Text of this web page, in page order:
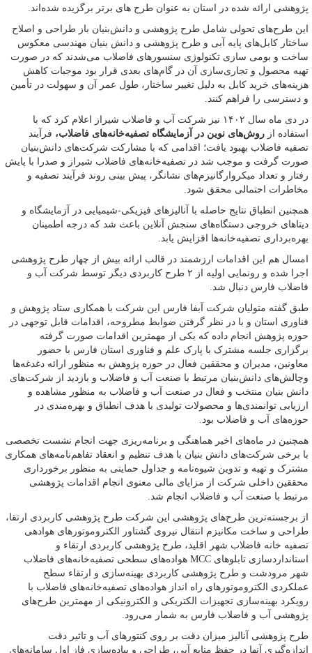
پژوهشی ارائه شده در استان به عنوان طرح های برتر برگزیده شده‌اند.
این طرح‌های تحولی شامل طرح پژوهشی و دانش‌بنیان باز طراحی و اصلاح
ساختار کابل‌های پایه آبی و طرح پژوهشی و دانش بنیان مهندسی معکوس
ساخت و بومی سازی تکنولوژی سنسورهای فاضلاب می‌شدند که در صورت
تهیه محصول و تجاری‌سازی آن در گام‌های بعدی قرار بود موجبات کاهش
هزینه‌های خرید کابل به دلیل تغییر ساختار، طول عمر آن و سهولت در تأمین
و دسترسی را فراهم کنند.
در دی ماه سال ۱۴۰۲ نیز شرکت آب و فاضلاب شیراز اعلام کرد که با
استفاده از روش‌های نوین در آزمایشگاه تصفیه‌خانه‌های فاضلاب، فرآیند
تصفیه فاضلاب بهبود یافت؛ اقدامی که با مشارکت شرکت‌های دانش‌بنیان
صورت گرفت و موجب شد در تصفیه‌خانه‌های فاضلاب شیراز و صدرا با پایش
رفتار و تعداد میکروارگانیزم‌های نشانگر، پیش بینی روند فرآیند تصفیه و
مخاطرات احتمالی محقق شود.
همچنین انطباق نتایج حاصله با آنالیزهای فیزیکی-شیمیایی در آزمایشگاه و
دیتاهای خروجی دستگاه‌های سنجش آنلاین باعث شد که درجه اطمینان
بهره‌برداری تصفیه‌خانه‌ها افزایش یابد.
امسال هم این اقدامات ارزشمند در قالب ارائه بیش از چهار طرح پژوهشی
اجرا شده و رونمایی اولیه از ۲ طرح کاربردی دیگر توسط شرکت آب و
فاضلاب فارس دنبال شد.
طبق گفته متولیان شرکت آبفا فارس این شرکت با همکاری ستاد پژوهش و
فناوری استان و با در نظر گرفتن ضوابط مطروحه، اقدامات قابل توجهی در
حوزه پژوهش انجام داده که یکی از مهمترین اقدامات صورت گرفته
برگزاری جلسه مشترک با پارک علم و فناوری استان فارس با حضور
معاونین، مدیران و محققین فعال در حوزه پژوهش به منظور ارائه دغدغه‌ها
وچالش‌های دانش‌بنیان مرتبط با صنعت آب و فاضلاب و بازدید از شرکت‌های
دانش بنیان منتخب و فعال در صنعت آب و فاضلاب به منظور مشاهده و
ارزیابی توانمندی‌ها و محصولات تولیدی با هدف انطباق و بهره‌مندی در
حوزه‌های آب و فاضلاب بود.
همچنین در ماه‌های اخیر هماهنگی و برنامه‌ریزی جهت انجام نشست تخصصی
با برخی شرکت‌های دانش بنیان با هدف تنظیم و انعقاد تفاهم‌نامه‌های همکاری
مشترک و تهیه و تدوین شیوه‌نامه و جداول حمایتی به منظور برخورداری
محققین داخلی شرکت از مزایای مالی معنوی انجام اقدامات پژوهشی
مرتبط با صنعت آب و فاضلاب انجام شد.
از برجسته‌ترین طرح‌های پژوهشی این شرکت طرح پژوهشی کاربردی ارتقا،
طراحی و ساخت مکانیزم انتقال نیروی گشتاور الکتروموتورهای هوادهی
تصفیه خانه فاضلاب شهر اقلید، طرح پژوهشی کاربردی ارتقاء و
استانداردسازی تابلوهای MCC هواده‌های سطحی تصفیه‌خانه‌های فاضلاب
شهر مرودشت و طرح پژوهشی کاربردی بهینه‌سازی و ارتقاء سطح
عملکردی الکتروموتورهای راه انداز هواده‌های تصفیه‌خانه‌های فاضلاب با
رویکرد بهینه‌سازی تجهیزات الکتریکی و الکترونیکی از مهمترین طرح‌های
پژوهشی آب و فاضلاب فارس به شمار می‌رود.
طرح پژوهشی آنالیز میزان دقت بر روی کنتورهای آب و تاثیر دقت
اندازه‌گیری آنها در حفظ منابع آبی، طراحی و پیاده‌سازی فاز اول سامانه‌های